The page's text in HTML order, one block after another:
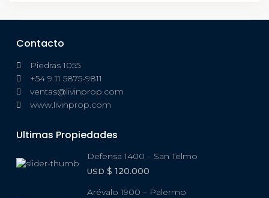
Contacto
Piedras 1055
+54 9 11 5875-9811
ventas@livinprop.com
www.livinprop.com
Ultimas Propiedades
Defensa 1400 – San Telmo
USD $ 120.000
Arévalo 1900 – Palermo